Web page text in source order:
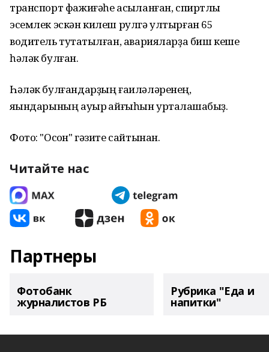
транспорт фажиғәһе асыҡланған, спиртлы
эсемлек эскән килеш рулгә ултырған 65
водитель туҡтатылған, аварияларҙа биш кеше
һәләк булған.
Һәләк булғандарҙың ғаиләләренең,
яҡындарының ауыр ҡайғыһын уртаҡлашабыҙ.
Фото: "Осҡон" гәзите сайтынан.
Читайте нас
Партнеры
Фотобанк
журналистов РБ
Рубрика "Еда и
напитки"